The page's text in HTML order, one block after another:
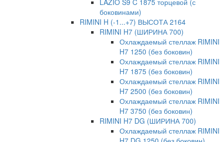
LAZIO S9 C 1875 торцевой (с
боковинами)
RIMINI H (-1...+7) ВЫСОТА 2164
RIMINI H7 (ШИРИНА 700)
Охлаждаемый стеллаж RIMINI
H7 1250 (без боковин)
Охлаждаемый стеллаж RIMINI
H7 1875 (без боковин)
Охлаждаемый стеллаж RIMINI
H7 2500 (без боковин)
Охлаждаемый стеллаж RIMINI
H7 3750 (без боковин)
RIMINI H7 DG (ШИРИНА 700)
Охлаждаемый стеллаж RIMINI